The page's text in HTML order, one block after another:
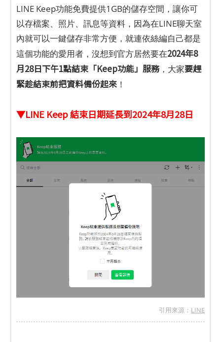
LINE Keep功能免費提供1GB的儲存空間，讓你可
以存檔案、照片、訊息等資料，因為在LINE聊天室
內就可以一鍵儲存非常方便，就連依絲編自己都是
這個功能的愛用者，沒想到官方居然要在2024年8
月28日下午1點結束「Keep功能」服務，大家要趕
緊趁結束前把資料備份起來 ！
▼LINE Keep 結束日期延長到2024年8月28日
引用來源： LINE